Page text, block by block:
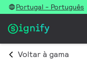
Portugal - Português
Voltar à gama